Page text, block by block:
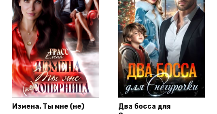
Измена. Ты мне (не)
Два босса для